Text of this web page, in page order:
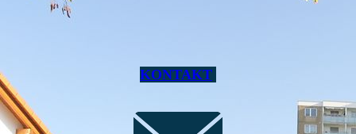
KONTAKT